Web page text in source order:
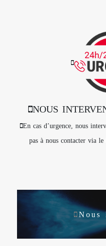
NOUS
En cas d’urgence, nous
pas à nous contacter via
Nous